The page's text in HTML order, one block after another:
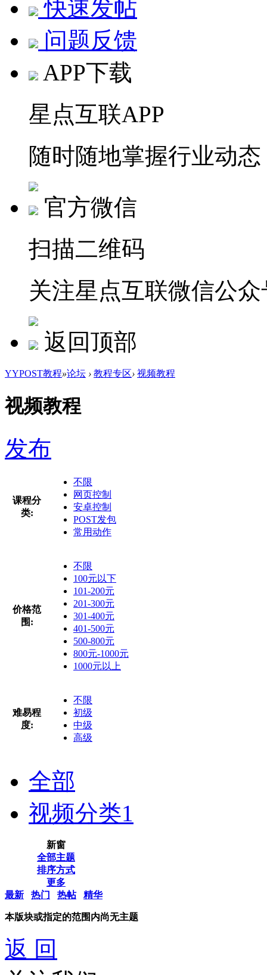
快速发帖
问题反馈
APP下载
星点互联APP
随时随地掌握行业动态
官方微信
扫描二维码
关注星点互联微信公众
返回顶部
YYPOST教程»论坛 › 教程专区› 视频教程
视频教程
发布
课程分
类:
不限
网页控制
安卓控制
POST发包
常用动作
价格范
围:
不限
100元以下
101-200元
201-300元
301-400元
401-500元
500-800元
800元-1000元
1000元以上
难易程
度:
不限
初级
中级
高级
全部
视频分类1
新窗
全部主题
排序方式
更多
最新
热门 热帖 精华
本版块或指定的范围内尚无主题
返 回